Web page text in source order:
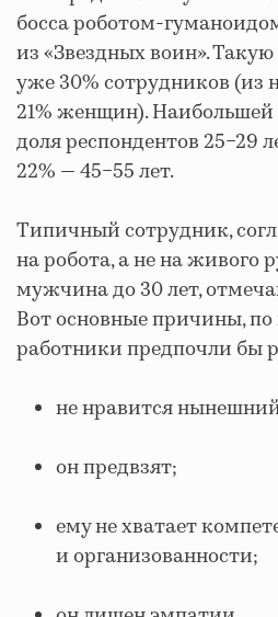
босса роботом-
из «Звездных воин».
уже 30% сотрудников
21% женщин). Наибольшей
доля респондентов 25−29
22% — 45−55 лет.
Типичный сотрудник,
на робота, а не на живого
мужчина до 30 лет,
Вот основные причины,
работники предпочли бы
не нравится
он предвзят;
ему не хватает
и организованности;